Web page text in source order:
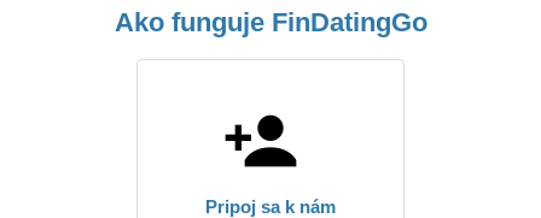
Ako funguje FinDatingGo
Pripoj sa k nám